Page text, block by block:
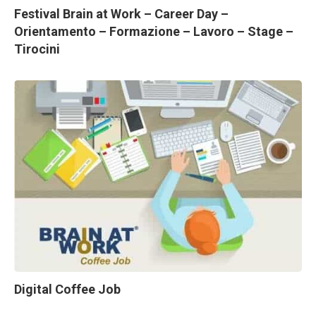
Festival Brain at Work – Career Day –
Orientamento – Formazione – Lavoro – Stage –
Tirocini
Digital Coffee Job